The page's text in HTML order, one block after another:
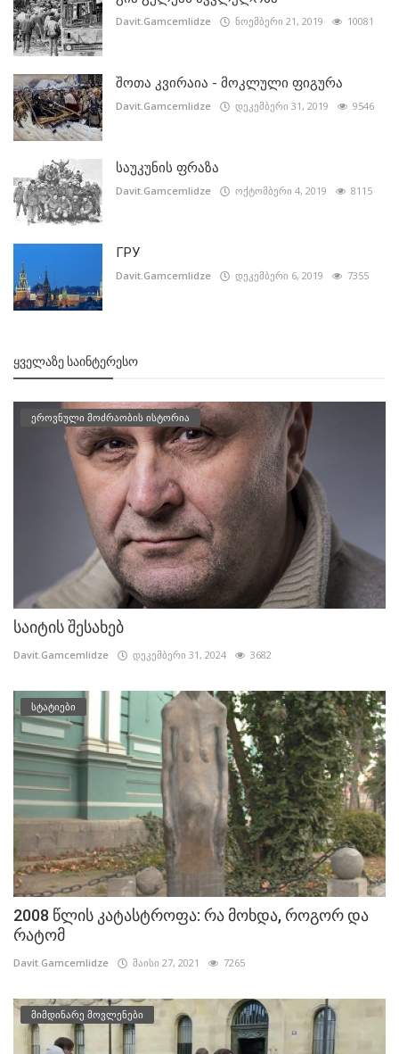
Davit.Gamcemlidze ნოემბერი 21, 2019 10081
შოთა კვირაია - მოკლული ფიგურა
Davit.Gamcemlidze დეკემბერი 31, 2019 9546
საუკუნის ფრაზა
Davit.Gamcemlidze ოქტომბერი 4, 2019 8115
ГРУ
Davit.Gamcemlidze დეკემბერი 6, 2019 7355
ᲧᲕᲔᲚᲐᲖᲔ ᲡᲐᲘᲜᲢᲔᲠᲔᲡᲝ
ეროვნული მოძრაობის ისტორია
საიტის შესახებ
Davit.Gamcemlidze დეკემბერი 31, 2024 3682
სტატიები
2008 წლის კატასტროფა: რა მოხდა, როგორ და
რატომ
Davit.Gamcemlidze მაისი 27, 2021 7265
მიმდინარე მოვლენები